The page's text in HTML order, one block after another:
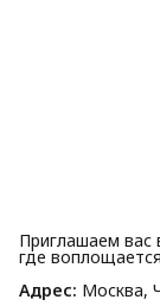
Приглашаем вас
где
Адрес: Москва,